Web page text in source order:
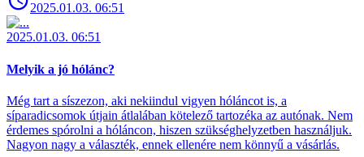
2025.01.03. 06:51
2025.01.03. 06:51
Melyik a jó hólánc?
Még tart a síszezon, aki nekiindul vigyen hóláncot is, a
síparadicsomok útjain átlalában kötelező tartozéka az autónak. Nem
érdemes spórolni a hóláncon, hiszen szükséghelyzetben használjuk.
Nagyon nagy a választék, ennek ellenére nem könnyű a vásárlás.